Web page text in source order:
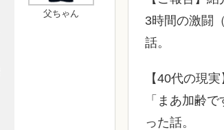
父ちゃん
3時間の激闘
話。
【40代の現
「まあ加齢
った話。